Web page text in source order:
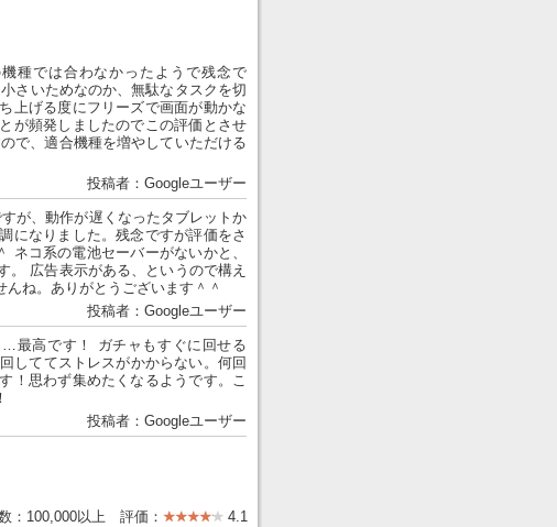
種では合わなかったようで残念で
さいためなのか、無駄なタスクを切
上げる度にフリーズで画面が動かな
が頻発しましたのでこの評価とさせ
で、適合機種を増やしていただける
投稿者：Googleユーザー
が、動作が遅くなったタブレットか
になりました。残念ですが評価をさ
コ系の電池セーバーがないかと、
。 広告表示がある、というので構え
ね。ありがとうございます＾＾
投稿者：Googleユーザー
最高です！ ガチャもすぐに回せる
しててストレスがかからない。何回
！思わず集めたくなるようです。こ
投稿者：Googleユーザー
：100,000以上 評価： 4.1